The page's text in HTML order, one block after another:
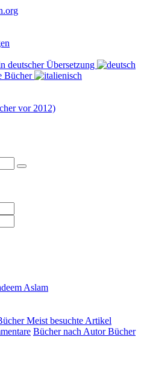
.org
deutscher Übersetzung
Bücher
vor 2012)
Aslam
Meist besuchte Artikel
Bücher nach AutorBücher